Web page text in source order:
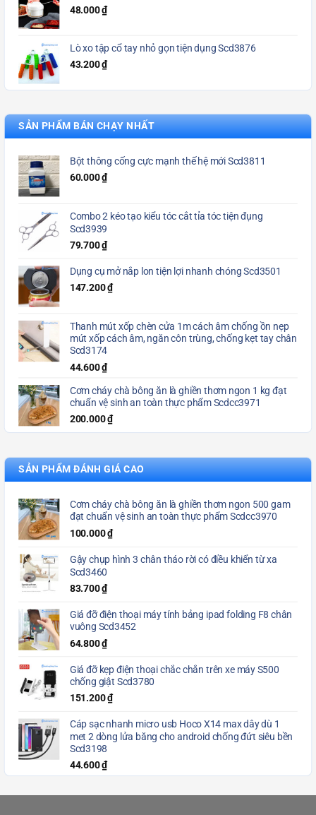
48.000₫
Lò xo tập cổ tay nhỏ gọn tiện dụng Scd3876
43.200₫
SẢN PHẨM BÁN CHẠY NHẤT
Bột thông cống cực mạnh thế hệ mới Scd3811
60.000₫
Combo 2 kéo tạo kiểu tóc cắt tỉa tóc tiện đụng
Scd3939
79.700₫
Dụng cụ mở nắp lon tiện lợi nhanh chóng Scd3501
147.200₫
Thanh mút xốp chèn cửa 1m cách âm chống ồn nẹp
mút xốp cách âm, ngăn côn trùng, chống kẹt tay chân
Scd3174
44.600₫
Cơm cháy chà bông ăn là ghiền thơm ngon 1 kg đạt
chuẩn vệ sinh an toàn thực phẩm Scdcc3971
200.000₫
SẢN PHẨM ĐÁNH GIÁ CAO
Cơm cháy chà bông ăn là ghiền thơm ngon 500 gam
đạt chuẩn vệ sinh an toàn thực phẩm Scdcc3970
100.000₫
Gậy chụp hình 3 chân tháo rời có điều khiển từ xa
Scd3460
83.700₫
Giá đỡ điện thoại máy tính bảng ipad folding F8 chân
vuông Scd3452
64.800₫
Giá đỡ kẹp điện thoại chắc chắn trên xe máy S500
chống giật Scd3780
151.200₫
Cáp sạc nhanh micro usb Hoco X14 max dây dù 1
met 2 dòng lửa băng cho android chống đứt siêu bền
Scd3198
44.600₫